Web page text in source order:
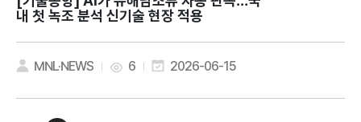
내 첫 녹조 분석 신기술 현장 적용
MNL·NEWS 6 2026-06-15